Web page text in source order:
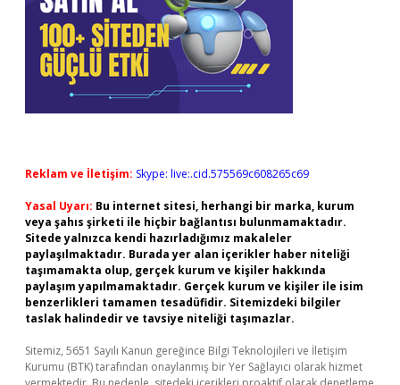
Reklam ve İletişim: Skype: live:.cid.575569c608265c69
Yasal Uyarı: Bu internet sitesi, herhangi bir marka, kurum
veya şahıs şirketi ile hiçbir bağlantısı bulunmamaktadır.
Sitede yalnızca kendi hazırladığımız makaleler
paylaşılmaktadır. Burada yer alan içerikler haber niteliği
taşımamakta olup, gerçek kurum ve kişiler hakkında
paylaşım yapılmamaktadır. Gerçek kurum ve kişiler ile isim
benzerlikleri tamamen tesadüfidir. Sitemizdeki bilgiler
taslak halindedir ve tavsiye niteliği taşımazlar.
Sitemiz, 5651 Sayılı Kanun gereğince Bilgi Teknolojileri ve İletişim
Kurumu (BTK) tarafından onaylanmış bir Yer Sağlayıcı olarak hizmet